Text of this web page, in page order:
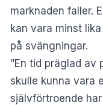
marknaden faller.
kan vara minst
på svängningar.
”En tid präglad av
skulle kunna vara
självförtroende